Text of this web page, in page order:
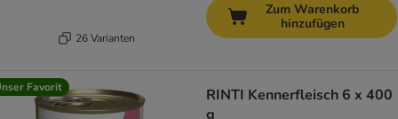
26 Varianten
Zum Warenkorb
hinzufügen
Favorit
RINTI Kennerfleisch 6 x 400
g